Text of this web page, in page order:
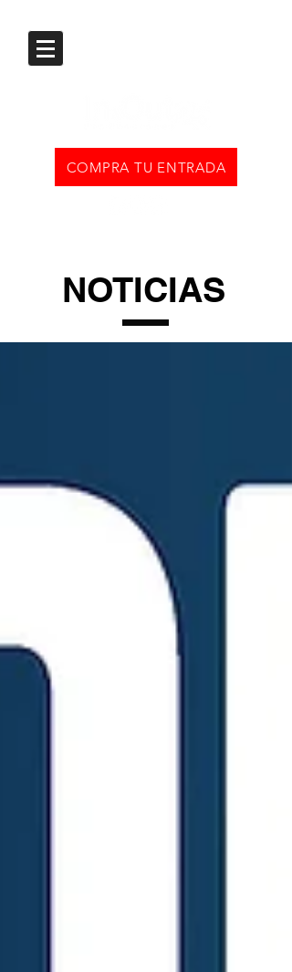
COMPRA TU ENTRADA
NOTICIAS